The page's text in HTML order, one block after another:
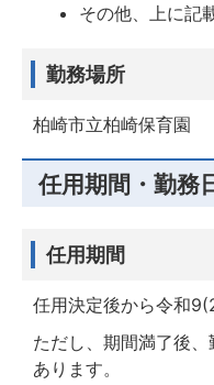
その他、上に記
勤務場所
柏崎市立柏崎保育園
任用期間・勤務
任用期間
任用決定後から令和
ただし、期間満了後
あります。